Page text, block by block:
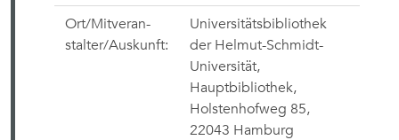
Ort/Mitveran-
stalter/Auskunft:
Universitätsbibliothek
der Helmut-Schmidt-
Universität,
Hauptbibliothek,
Holstenhofweg 85,
22043 Hamburg